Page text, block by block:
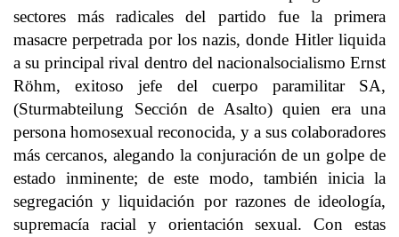
sectores más radicales del partido fue la primera
masacre perpetrada por los nazis, donde Hitler liquida
a su principal rival dentro del nacionalsocialismo Ernst
Röhm, exitoso jefe del cuerpo paramilitar SA,
(Sturmabteilung Sección de Asalto) quien era una
persona homosexual reconocida, y a sus colaboradores
más cercanos, alegando la conjuración de un golpe de
estado inminente; de este modo, también inicia la
segregación y liquidación por razones de ideología,
supremacía racial y orientación sexual. Con estas